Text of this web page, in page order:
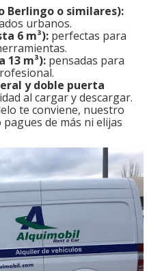
Berlingo o similares):
urbanos.
6 m³): perfectas para
13 m³): pensadas para
y doble puerta
al cargar y descargar.
te conviene, nuestro
de más ni elijas